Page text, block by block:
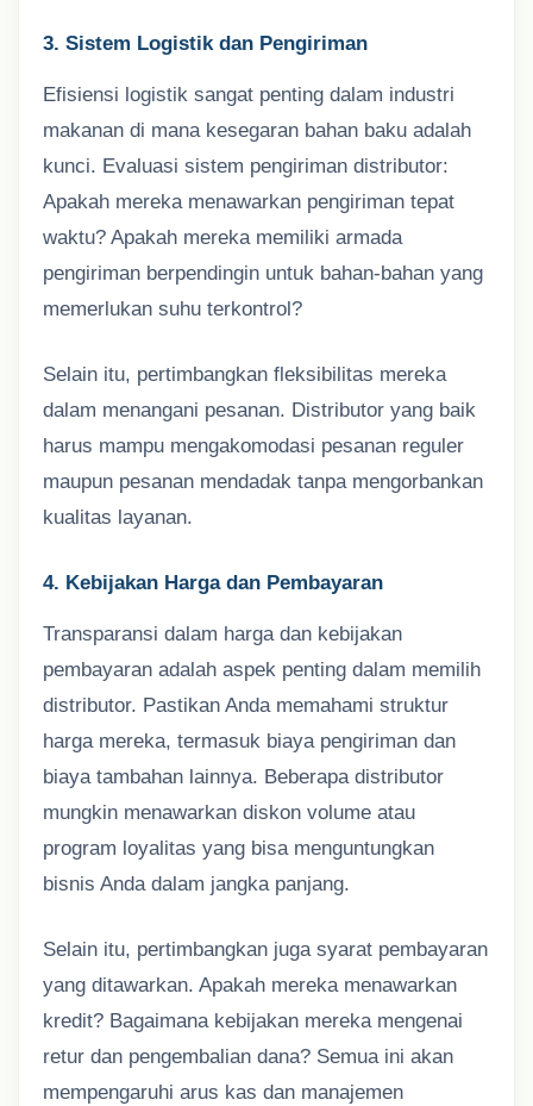
3. Sistem Logistik dan Pengiriman
Efisiensi logistik sangat penting dalam industri
makanan di mana kesegaran bahan baku adalah
kunci. Evaluasi sistem pengiriman distributor:
Apakah mereka menawarkan pengiriman tepat
waktu? Apakah mereka memiliki armada
pengiriman berpendingin untuk bahan-bahan yang
memerlukan suhu terkontrol?
Selain itu, pertimbangkan fleksibilitas mereka
dalam menangani pesanan. Distributor yang baik
harus mampu mengakomodasi pesanan reguler
maupun pesanan mendadak tanpa mengorbankan
kualitas layanan.
4. Kebijakan Harga dan Pembayaran
Transparansi dalam harga dan kebijakan
pembayaran adalah aspek penting dalam memilih
distributor. Pastikan Anda memahami struktur
harga mereka, termasuk biaya pengiriman dan
biaya tambahan lainnya. Beberapa distributor
mungkin menawarkan diskon volume atau
program loyalitas yang bisa menguntungkan
bisnis Anda dalam jangka panjang.
Selain itu, pertimbangkan juga syarat pembayaran
yang ditawarkan. Apakah mereka menawarkan
kredit? Bagaimana kebijakan mereka mengenai
retur dan pengembalian dana? Semua ini akan
mempengaruhi arus kas dan manajemen